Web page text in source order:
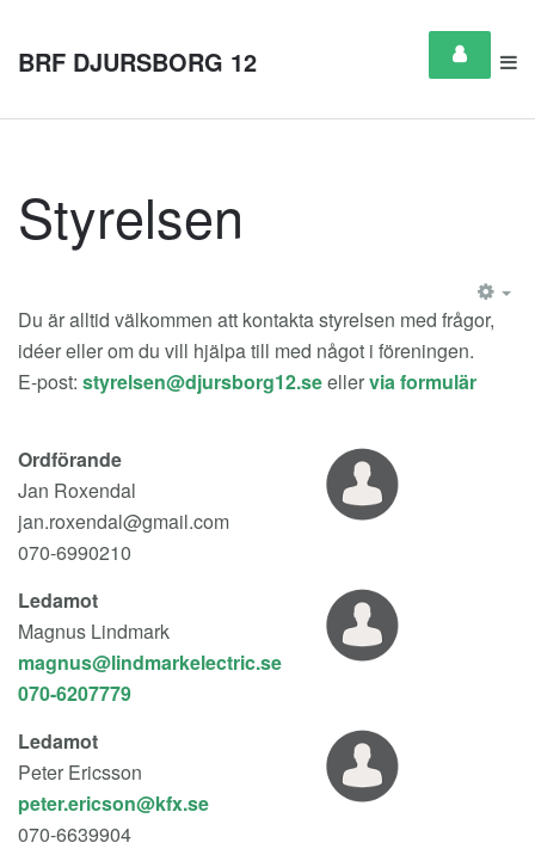
BRF DJURSBORG 12
Styrelsen
Du är alltid välkommen att kontakta styrelsen med frågor,
idéer eller om du vill hjälpa till med något i föreningen.
E-post:
ellervia formulär
Ordförande
Jan Roxendal
jan.roxendal@gmail.com
070-6990210
Ledamot
Magnus Lindmark
magnus@lindmarkelectric.se
070-6207779
Ledamot
Peter Ericsson
peter.ericson@kfx.se
070-6639904